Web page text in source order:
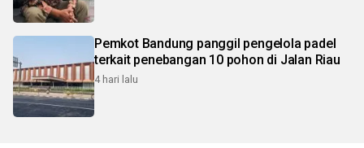
Pemkot Bandung panggil pengelola padel
terkait penebangan 10 pohon di Jalan Riau
4 hari lalu